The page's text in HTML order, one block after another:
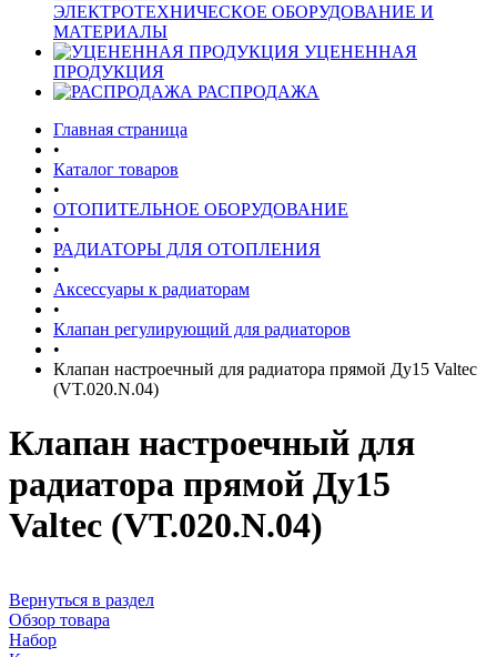
ЭЛЕКТРОТЕХНИЧЕСКОЕ ОБОРУДОВАНИЕ И
МАТЕРИАЛЫ
УЦЕНЕННАЯ
ПРОДУКЦИЯ
РАСПРОДАЖА
Главная страница
•
Каталог товаров
•
ОТОПИТЕЛЬНОЕ ОБОРУДОВАНИЕ
•
РАДИАТОРЫ ДЛЯ ОТОПЛЕНИЯ
•
Аксессуары к радиаторам
•
Клапан регулирующий для радиаторов
•
Клапан настроечный для радиатора прямой Ду15 Valtec
(VT.020.N.04)
Клапан настроечный для
радиатора прямой Ду15
Valtec (VT.020.N.04)
Вернуться в раздел
Обзор товара
Набор